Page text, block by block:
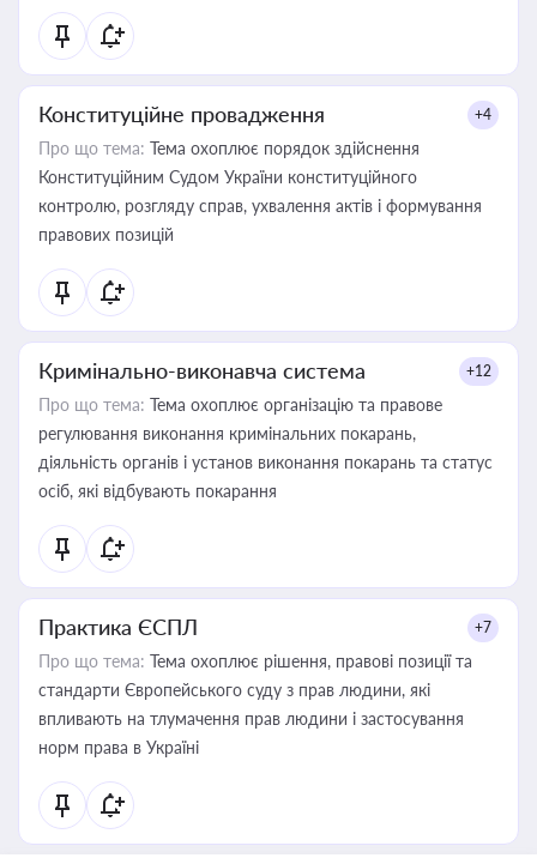
Конституційне провадження +4
Про що тема: Тема охоплює порядок здійснення
Конституційним Судом України конституційного
контролю, розгляду справ, ухвалення актів і формування
правових позицій
Кримінально-виконавча система +12
Про що тема: Тема охоплює організацію та правове
регулювання виконання кримінальних покарань,
діяльність органів і установ виконання покарань та статус
осіб, які відбувають покарання
Практика ЄСПЛ +7
Про що тема: Тема охоплює рішення, правові позиції та
стандарти Європейського суду з прав людини, які
впливають на тлумачення прав людини і застосування
норм права в Україні